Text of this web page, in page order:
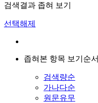
검색결과 좁혀 보기
선택해제
좁혀본 항목 보기순서
검색량순
가나다순
원문유무